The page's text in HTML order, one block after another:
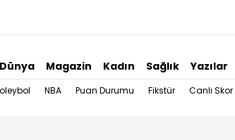
Dünya Magazin Kadın Sağlık Yazılar
NBA Puan Durumu Fikstür Canlı Skor